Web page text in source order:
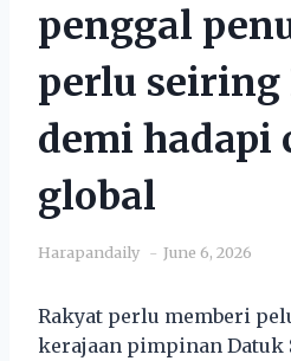
penggal
perlu seiring
demi hadapi
global
Harapandaily June 6, 2026
Rakyat perlu memberi
kerajaan pimpinan Datuk